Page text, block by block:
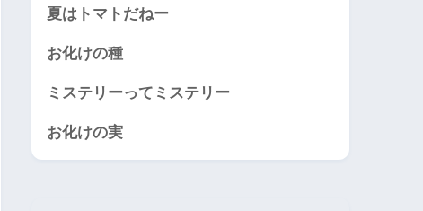
夏はトマトだねー
お化けの種
ミステリーってミステリー
お化けの実